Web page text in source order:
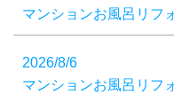
マンションお風呂リフ
2026/8/6
マンションお風呂リフ